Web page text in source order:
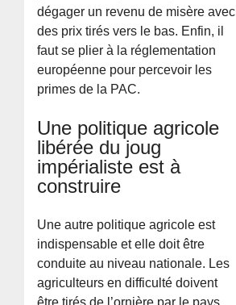
dégager un revenu de misère avec
des prix tirés vers le bas. Enfin, il
faut se plier à la réglementation
européenne pour percevoir les
primes de la PAC.
Une politique agricole
libérée du joug
impérialiste est à
construire
Une autre politique agricole est
indispensable et elle doit être
conduite au niveau nationale. Les
agriculteurs en difficulté doivent
être tirés de l’ornière par le pays